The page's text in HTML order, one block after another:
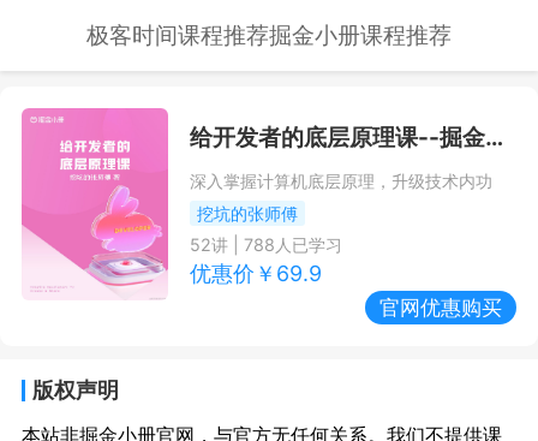
极客时间课程推荐掘金小册课程推荐
给开发者的底层原理课--掘金小册课程推荐/优惠
深入掌握计算机底层原理，升级技术内功
挖坑的张师傅
52讲 | 788 人已学习
优惠价￥ 69.9
官网优惠购买
版权声明
本站非掘金小册官网，与官方无任何关系。我们不提供课